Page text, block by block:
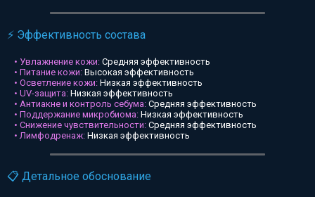
⚡ Эффективность состава
• Увлажнение кожи: Средняя эффективность
• Питание кожи: Высокая эффективность
• Осветление кожи: Низкая эффективность
• UV-защита: Низкая эффективность
• Антиакне и контроль себума: Средняя эффективность
• Поддержание микробиома: Низкая эффективность
• Снижение чувствительности: Средняя эффективность
• Лимфодренаж: Низкая эффективность
📋 Детальное обоснование